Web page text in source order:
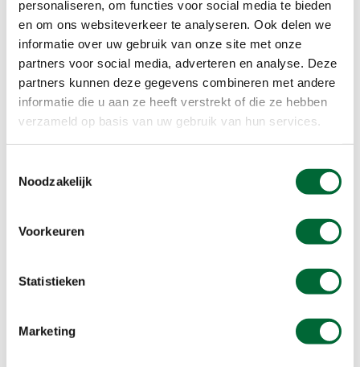
personaliseren, om functies voor social media te bieden
en om ons websiteverkeer te analyseren. Ook delen we
informatie over uw gebruik van onze site met onze
partners voor social media, adverteren en analyse. Deze
partners kunnen deze gegevens combineren met andere
informatie die u aan ze heeft verstrekt of die ze hebben
verzameld op basis van uw gebruik van hun services.
Noodzakelijk
Voorkeuren
Statistieken
Marketing
mysterieuze vennen en weelderige bossen. Deze
verscheidenheid biedt een thuis aan een unieke
mix van flora en fauna, zoals de vossebes, de
jeneverbes, de boompieper, de korhoen, de
roodborsttapuit en de zandhagedis.